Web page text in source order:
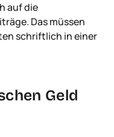
auf die
Das müssen
schriftlich in einer
Geld